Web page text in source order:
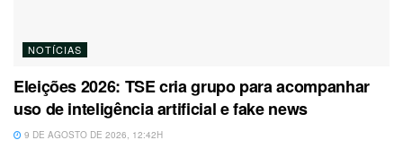
NOTÍCIAS
Eleições 2026: TSE cria grupo para acompanhar
uso de inteligência artificial e fake news
9 DE AGOSTO DE 2026, 12:42H